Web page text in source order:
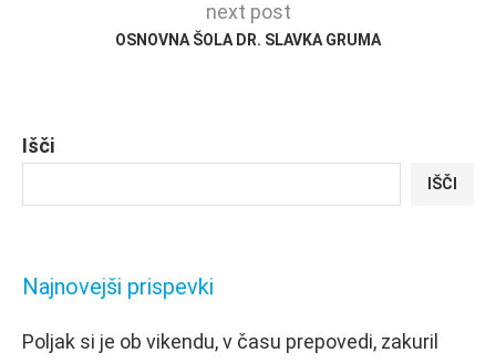
next post
OSNOVNA ŠOLA DR. SLAVKA GRUMA
Išči
IŠČI
Najnovejši prispevki
Poljak si je ob vikendu, v času prepovedi, zakuril